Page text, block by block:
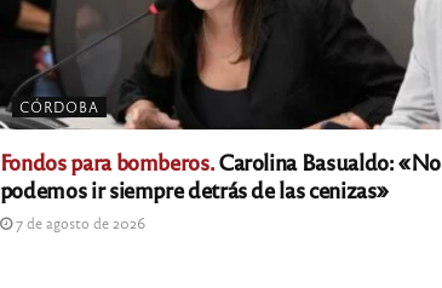
CÓRDOBA
Fondos para bomberos.Carolina Basualdo: «No
podemos ir siempre detrás de las cenizas»
7 de agosto de 2026